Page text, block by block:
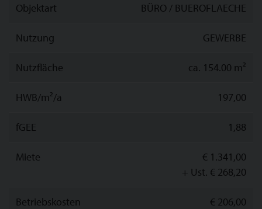
Objektart BÜRO / BUEROFLAECHE
Nutzung GEWERBE
Nutzfläche ca. 154.00 m²
HWB/m²/a 197,00
fGEE 1,88
Miete
€ 1.341,00
+ Ust. € 268,20
Betriebskosten
€ 206,00